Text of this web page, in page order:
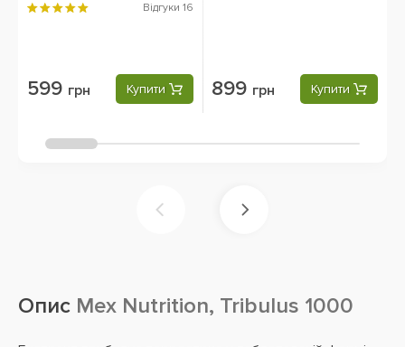
Відгуки 16
599 грн Купити 899 грн Купити
Опис Mex Nutrition, Tribulus 1000